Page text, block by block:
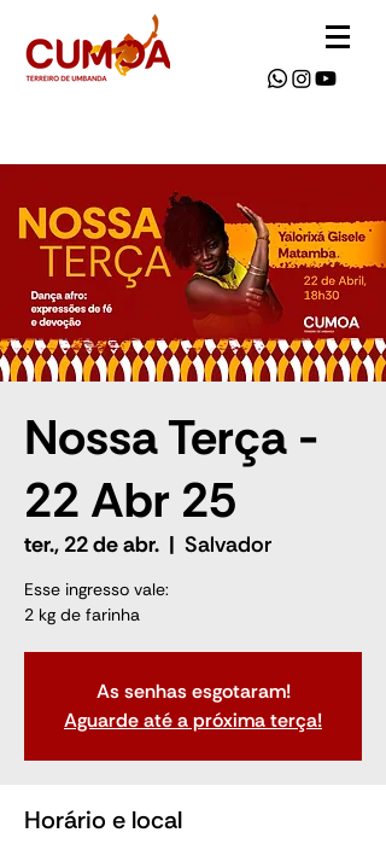
Nossa Terça -
22 Abr 25
ter., 22 de abr.
  |
Salvador
Esse ingresso vale:
2 kg de farinha
As senhas esgotaram!
Aguarde até a próxima terça!
Horário e local